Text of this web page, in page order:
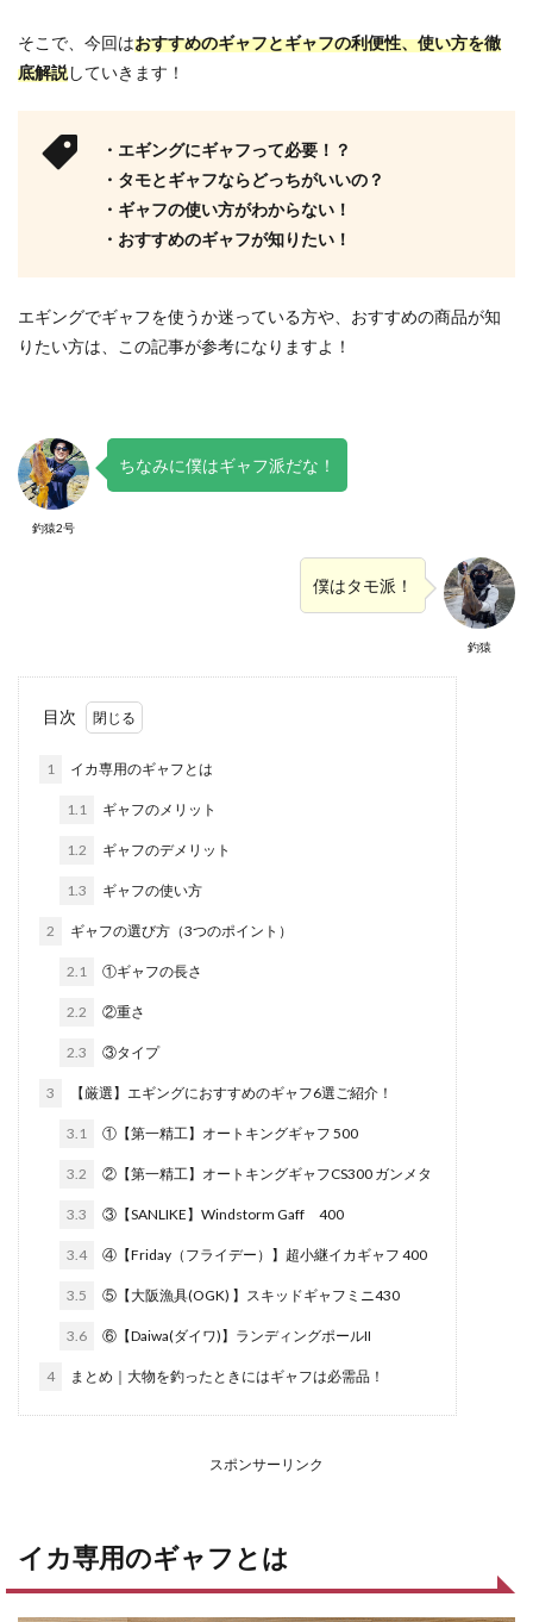
そこで、今回はおすすめのギャフとギャフの利便性、使い方を徹
底解説していきます！
・エギングにギャフって必要！？
・タモとギャフならどっちがいいの？
・ギャフの使い方がわからない！
・おすすめのギャフが知りたい！
エギングでギャフを使うか迷っている方や、おすすめの商品が知
りたい方は、この記事が参考になりますよ！
釣猿2号
ちなみに僕はギャフ派だな！
釣猿
僕はタモ派！
目次
1 イカ専用のギャフとは
1.1 ギャフのメリット
1.2 ギャフのデメリット
1.3 ギャフの使い方
2 ギャフの選び方（3つのポイント）
2.1 ①ギャフの長さ
2.2 ②重さ
2.3 ③タイプ
3 【厳選】エギングにおすすめのギャフ6選ご紹介！
3.1 ①【第一精工】オートキングギャフ 500
3.2 ②【第一精工】オートキングギャフCS300 ガンメタ
3.3 ③【SANLIKE】Windstorm Gaff 400
3.4 ④【Friday（フライデー）】超小継イカギャフ 400
3.5 ⑤【大阪漁具(OGK) 】スキッドギャフミニ430
3.6 ⑥【Daiwa(ダイワ)】ランディングポールII
4 まとめ｜大物を釣ったときにはギャフは必需品！
スポンサーリンク
イカ専用のギャフとは